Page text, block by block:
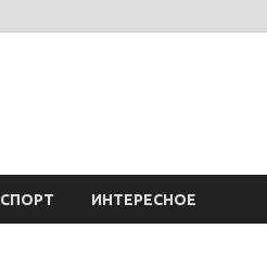
СПОРТ ИНТЕРЕСНОЕ